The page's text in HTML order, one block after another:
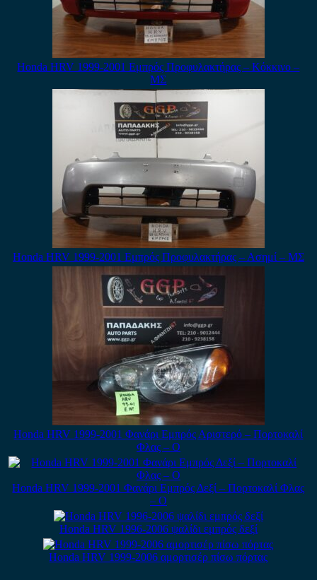
Honda HRV 1999-2001 Εμπρός Προφυλακτήρας – Κόκκινο –
ΜΣ
Honda HRV 1999-2001 Εμπρός Προφυλακτήρας – Ασημί – ΜΣ
Honda HRV 1999-2001 Φανάρι Εμπρός Αριστερό – Πορτοκαλί
Φλας – Ο
Honda HRV 1999-2001 Φανάρι Εμπρός Δεξί – Πορτοκαλί Φλας
– Ο
Honda HRV 1996-2006 ψαλίδι εμπρός δεξί
Honda HRV 1999-2006 αμορτισέρ πίσω πόρτας